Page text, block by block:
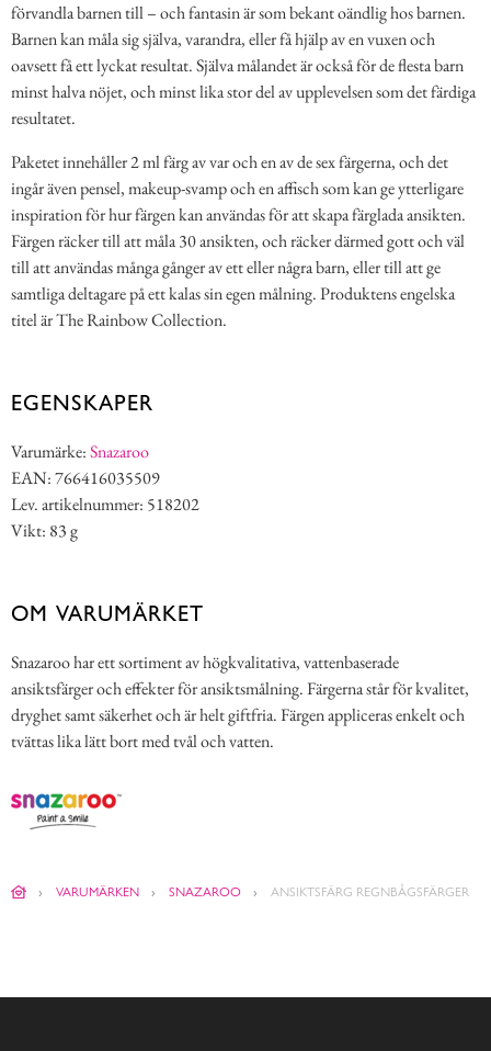
förvandla barnen till – och fantasin är som bekant oändlig hos barnen.
Barnen kan måla sig själva, varandra, eller få hjälp av en vuxen och
oavsett få ett lyckat resultat. Själva målandet är också för de flesta barn
minst halva nöjet, och minst lika stor del av upplevelsen som det färdiga
resultatet.
Paketet innehåller 2 ml färg av var och en av de sex färgerna, och det
ingår även pensel, makeup-svamp och en affisch som kan ge ytterligare
inspiration för hur färgen kan användas för att skapa färglada ansikten.
Färgen räcker till att måla 30 ansikten, och räcker därmed gott och väl
till att användas många gånger av ett eller några barn, eller till att ge
samtliga deltagare på ett kalas sin egen målning. Produktens engelska
titel är The Rainbow Collection.
EGENSKAPER
Varumärke:Snazaroo
EAN: 766416035509
Lev. artikelnummer: 518202
Vikt: 83 g
OM VARUMÄRKET
Snazaroo har ett sortiment av högkvalitativa, vattenbaserade
ansiktsfärger och effekter för ansiktsmålning. Färgerna står för kvalitet,
dryghet samt säkerhet och är helt giftfria. Färgen appliceras enkelt och
tvättas lika lätt bort med tvål och vatten.
VARUMÄRKEN SNAZAROO ANSIKTSFÄRG REGNBÅGSFÄRGER